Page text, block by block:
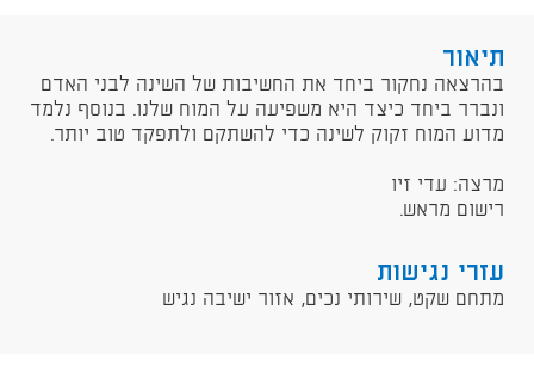
תיאור
​בהרצאה נחקור ביחד את החשיבות של השינה לבני האדם
ונברר ביחד כיצד היא משפיעה על המוח שלנו. בנוסף נלמד
מדוע המוח זקוק לשינה כדי להשתקם ולתפקד טוב יותר.
מרצה: עדי זיו​
רישום מראש​.
עזרי נגישות
מתחם שקט, שירותי נכים, אזור ישיבה נגיש